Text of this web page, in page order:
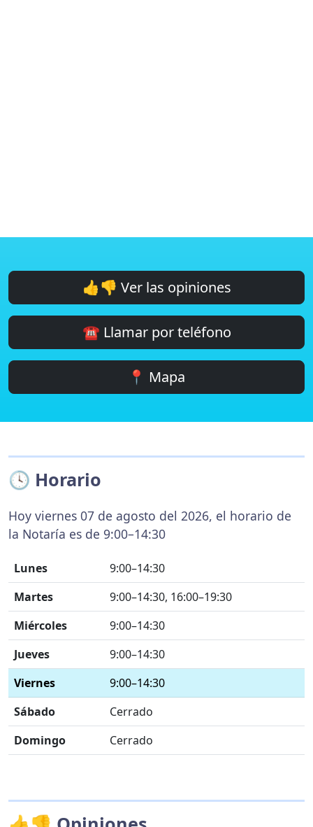
👍👎 Ver las opiniones
☎️ Llamar por teléfono
📍 Mapa
🕓 Horario
Hoy viernes 07 de agosto del 2026, el horario de
la Notaría es de 9:00–14:30
Lunes
9:00–14:30
Martes
9:00–14:30, 16:00–19:30
Miércoles
9:00–14:30
Jueves
9:00–14:30
Viernes
9:00–14:30
Sábado
Cerrado
Domingo
Cerrado